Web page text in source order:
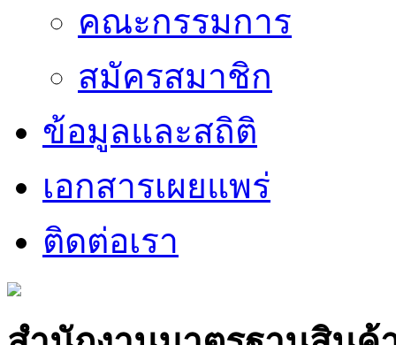
คณะกรรมการ
สมัครสมาชิก
ข้อมูลและสถิติ
เอกสารเผยแพร่
ติดต่อเรา